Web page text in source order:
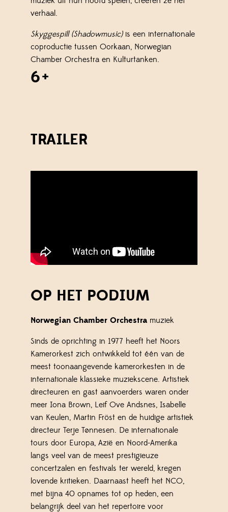
verhaal.
Skyggespill (Shadowmusic)is een internationale
coproductie tussen Oorkaan, Norwegian
Chamber Orchestra en Kulturtanken.
6+
TRAILER
OP HET PODIUM
Norwegian Chamber Orchestra muziek
Sinds de oprichting in 1977 heeft het Noors
Kamerorkest zich ontwikkeld tot één van de
meest toonaangevende kamerorkesten in de
internationale klassieke muziekscene. Artistiek
directeuren en gast aanvoerders waren onder
meer Iona Brown, Leif Ove Andsnes, Isabelle
van Keulen, Martin Fröst en de huidige artistiek
directeur Terje Tønnesen. De internationale
tours door Europa, Azië en Noord-Amerika
langs veel van de meest prestigieuze
concertzalen en festivals ter wereld, kregen
lovende kritieken. Daarnaast heeft het NCO,
met bijna 40 opnames tot op heden, een
belangrijk deel van het repertoire voor